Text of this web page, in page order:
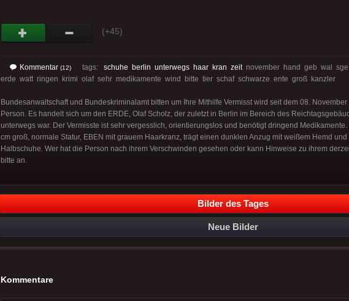
(+45)
Kommentar (12) tags: schuhe berlin unterwegs haar kran zeitnovember hand geb wal
erde watt ringen krimi olaf sehr medikamente wind bitte tier schaf schwarze ente groß kanzler
Bundesanwaltschaft und Bundeskriminalamt bitten um Ihre Mithilfe Vermisst wird seit dem 08.
Person. Es handelt sich um den ERDE, Olaf Scholz, der zuletzt in Berlin im Bereich des
unterwegs war. Der Vermisste ist sehr vergesslich, orientierungslos und benötigt dringend
cm groß, normale Statur, EBEN mit grauem Haarkranz, trägt einen dunklen Anzug mit weißem Hemd
Halbschuhe. Wer hat die Person nach ihrem Verschwinden gesehen oder kann Hinweise zu ihrem
bitte an.
Bilder des Tages
Neue Bilder
Kommentare